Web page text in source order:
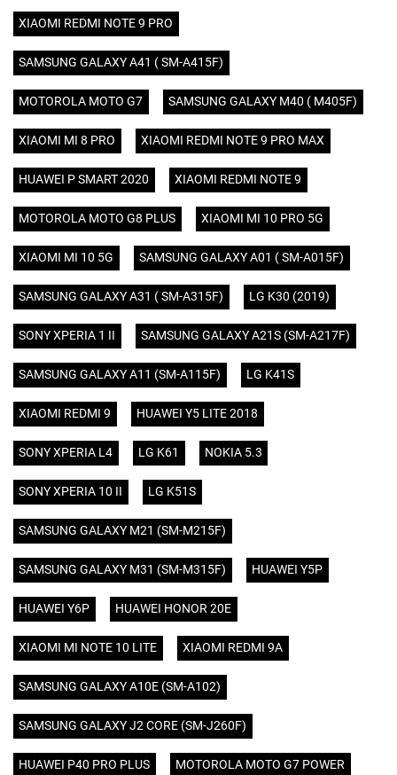
XIAOMI REDMI NOTE 9 PRO
SAMSUNG GALAXY A41 ( SM-A415F)
MOTOROLA MOTO G7 SAMSUNG GALAXY M40 ( M405F)
XIAOMI MI 8 PRO XIAOMI REDMI NOTE 9 PRO MAX
HUAWEI P SMART 2020 XIAOMI REDMI NOTE 9
MOTOROLA MOTO G8 PLUS XIAOMI MI 10 PRO 5G
XIAOMI MI 10 5G SAMSUNG GALAXY A01 ( SM-A015F)
SAMSUNG GALAXY A31 ( SM-A315F) LG K30 (2019)
SONY XPERIA 1 II SAMSUNG GALAXY A21S (SM-A217F)
SAMSUNG GALAXY A11 (SM-A115F) LG K41S
XIAOMI REDMI 9 HUAWEI Y5 LITE 2018
SONY XPERIA L4 LG K61 NOKIA 5.3
SONY XPERIA 10 II LG K51S
SAMSUNG GALAXY M21 (SM-M215F)
SAMSUNG GALAXY M31 (SM-M315F) HUAWEI Y5P
HUAWEI Y6P HUAWEI HONOR 20E
XIAOMI MI NOTE 10 LITE XIAOMI REDMI 9A
SAMSUNG GALAXY A10E (SM-A102)
SAMSUNG GALAXY J2 CORE (SM-J260F)
HUAWEI P40 PRO PLUS MOTOROLA MOTO G7 POWER